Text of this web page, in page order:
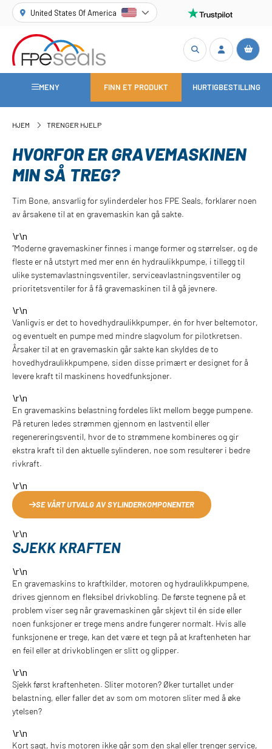
United States Of America
MENY FINN ET PRODUKT HURTIGBESTILLING
HJEM TRENGER HJELP
HVORFOR ER GRAVEMASKINEN
MIN SÅ TREG?
Tim Bone, ansvarlig for sylinderdeler hos FPE Seals, forklarer noen
av årsakene til at en gravemaskin kan gå sakte.
\r\n
“Moderne gravemaskiner finnes i mange former og størrelser, og de
fleste er nå utstyrt med mer enn én hydraulikkpumpe, i tillegg til
ulike systemavlastningsventiler, serviceavlastningsventiler og
prioritetsventiler for å få gravemaskinen til å gå jevnere.
\r\n
Vanligvis er det to hovedhydraulikkpumper, én for hver beltemotor,
og eventuelt en pumpe med mindre slagvolum for pilotkretsen.
Årsaker til at en gravemaskin går sakte kan skyldes de to
hovedhydraulikkpumpene, siden disse primært er designet for å
levere kraft til maskinens hovedfunksjoner.
\r\n
En gravemaskins belastning fordeles likt mellom begge pumpene.
På returen ledes strømmen gjennom en lastventil eller
regenereringsventil, hvor de to strømmene kombineres og gir
ekstra kraft til den aktuelle sylinderen, noe som resulterer i bedre
rivkraft.
\r\n
SE VÅRT UTVALG AV SYLINDERKOMPONENTER
\r\n
SJEKK KRAFTEN
\r\n
En gravemaskins to kraftkilder, motoren og hydraulikkpumpene,
drives gjennom en fleksibel drivkobling. De første tegnene på et
problem viser seg når gravemaskinen går skjevt til én side eller
noen funksjoner er trege mens andre fungerer normalt. Hvis alle
funksjonene er trege, kan det være et tegn på at kraftenheten har
en feil eller at drivkoblingen er slitt og glipper.
\r\n
Sjekk først kraftenheten. Sliter motoren? Øker turtallet under
belastning, eller faller det av som om motoren sliter med å øke
ytelsen?
\r\n
Kort sagt, hvis motoren ikke går som den skal eller trenger service,